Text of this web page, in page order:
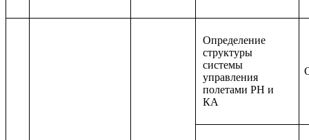
Определение
структуры
системы
управления
полетами РН и
КА